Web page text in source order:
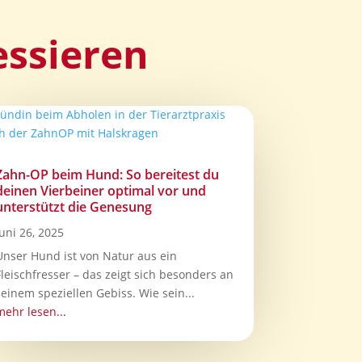
OP beim Hund: So bereitest du
Vierbeiner optimal vor und
die Genesung
26, 2025
Hund ist von Natur aus ein
– das zeigt sich besonders an
speziellen Gebiss. Wie sein...
lesen...